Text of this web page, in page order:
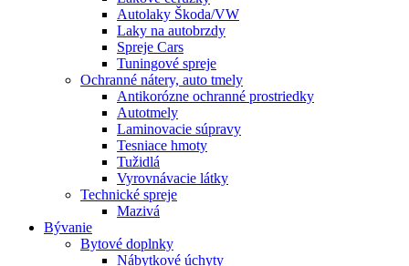
Autolaky Škoda/VW
Laky na autobrzdy
Spreje Cars
Tuningové spreje
Ochranné nátery, auto tmely
Antikorózne ochranné prostriedky
Autotmely
Laminovacie súpravy
Tesniace hmoty
Tužidlá
Vyrovnávacie látky
Technické spreje
Mazivá
Bývanie
Bytové doplnky
Nábytkové úchyty